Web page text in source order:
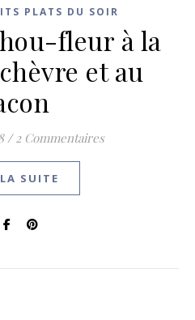
PLATS DU SOIR
fleur à la
et au
/ 2 Commentaires
SUITE